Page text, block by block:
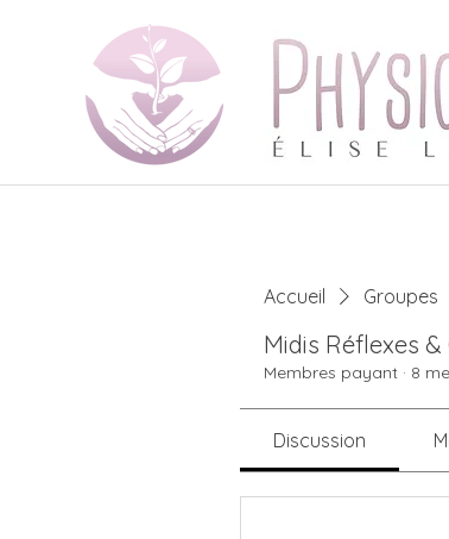
Accueil Groupes
Midis Réflexes
Membres payant · 8
Discussion